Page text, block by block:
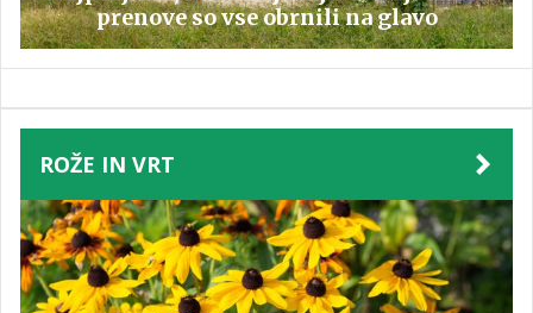
prenove so vse obrnili na glavo
ROŽE IN VRT